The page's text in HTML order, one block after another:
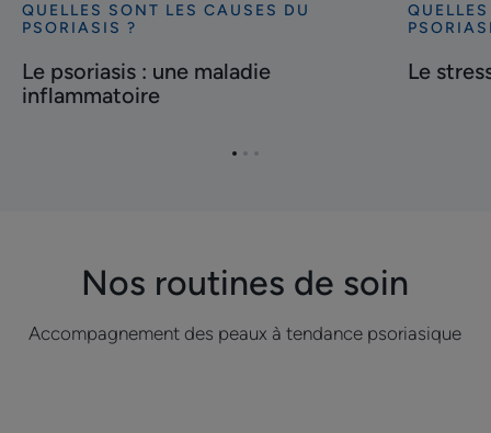
Découvrir
psoriasis
:
QUELLES SONT LES CAUSES DU
PSORIASIS ?
Le psoriasis : une maladie
inflammatoire
Découvrir
stress,
Le
Aller
Aller
Aller
Nos routines de soin
Accompagnement des peaux à tendance psoriasique